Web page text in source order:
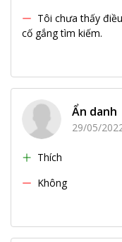
Tôi chưa thấy
cố gắng tìm kiếm.
Ẩn danh
29/05/
Thích
Không